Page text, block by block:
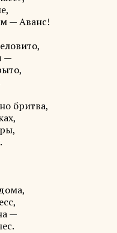
— Аванс!
—
бритва,
—